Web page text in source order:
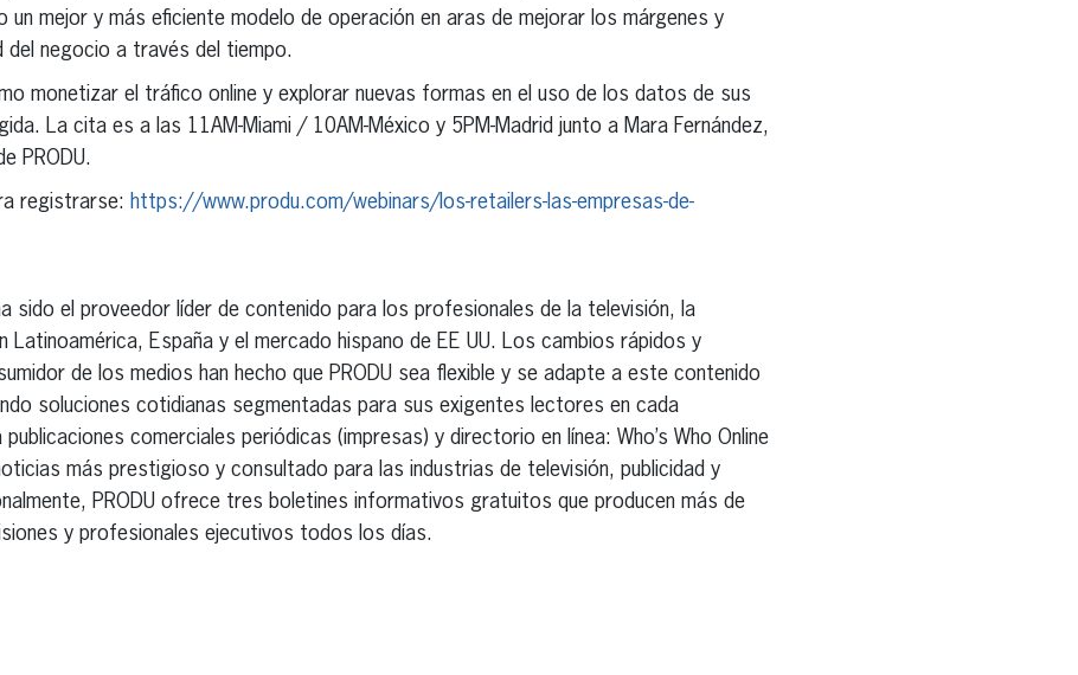
un mejor y más eficiente modelo de operación en aras de mejorar los márgenes y
del negocio a través del tiempo.
monetizar el tráfico online y explorar nuevas formas en el uso de los datos de sus
La cita es a las 11AM-Miami / 10AM-México y 5PM-Madrid junto a Mara Fernández,
PRODU.
registrarse: https://www.produ.com/webinars/los-retailers-las-empresas-de-
sido el proveedor líder de contenido para los profesionales de la televisión, la
Latinoamérica, España y el mercado hispano de EE UU. Los cambios rápidos y
de los medios han hecho que PRODU sea flexible y se adapte a este contenido
soluciones cotidianas segmentadas para sus exigentes lectores en cada
comerciales periódicas (impresas) y directorio en línea: Who’s Who Online
más prestigioso y consultado para las industrias de televisión, publicidad y
PRODU ofrece tres boletines informativos gratuitos que producen más de
y profesionales ejecutivos todos los días.